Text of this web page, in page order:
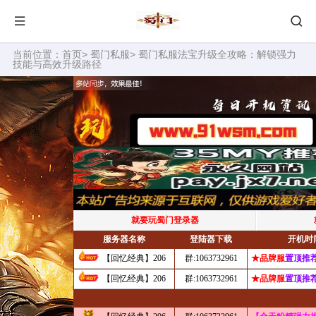
当前位置： 首页> 蜀门私服> 蜀门私服法宝升级全攻略：解锁强力
技能与高效升级路径